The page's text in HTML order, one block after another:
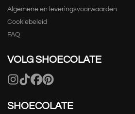
Algemene en leveringsvoorwaarden
Cookiebeleid
FAQ
VOLG SHOECOLATE
SHOECOLATE